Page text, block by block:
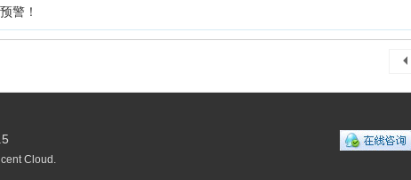
警！
Cloud.